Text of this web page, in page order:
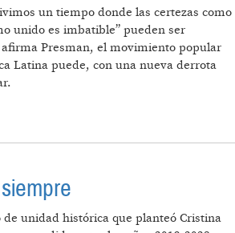
un tiempo donde las certezas como
unido es imbatible” pueden ser
Presman, el movimiento popular
Latina puede, con una nueva derrota
unidad histórica que planteó Cristina